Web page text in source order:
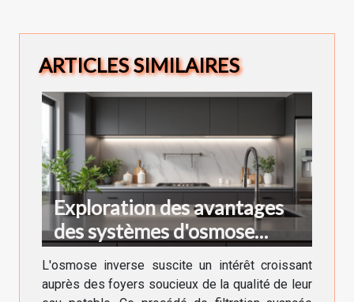
ARTICLES SIMILAIRES
Exploration des avantages
des systèmes d'osmose
inverse pour la maison
L'osmose inverse suscite un intérêt croissant
auprès des foyers soucieux de la qualité de leur